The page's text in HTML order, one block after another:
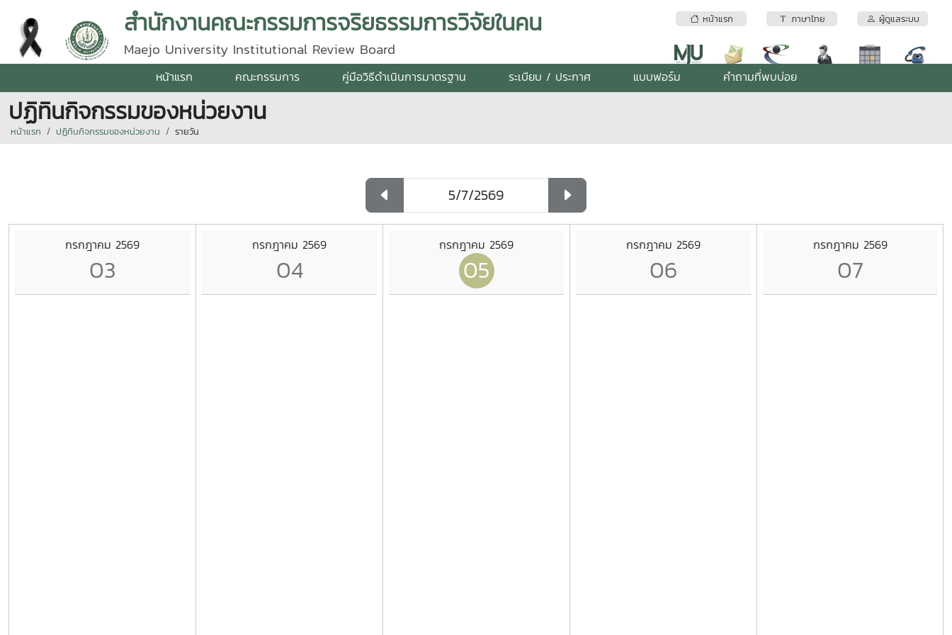
หน้าแรก ภาษาไทย ผู้ดูแลระบบ
สำนักงานคณะกรรมการจริยธรรมการวิจัยในคน
Maejo University Institutional Review Board
หน้าแรก คณะกรรมการ คู่มือวิธีดำเนินการมาตรฐาน ระเบียบ / ประกาศ แบบฟอร์ม คำถามที่พบบ่อย
ปฏิทินกิจกรรมของหน่วยงาน
หน้าแรก ปฏิทินกิจกรรมของหน่วยงาน รายวัน
กรกฎาคม 2569
03
กรกฎาคม 2569
04
กรกฎาคม 2569
05
กรกฎาคม 2569
06
กรกฎาคม 2569
07